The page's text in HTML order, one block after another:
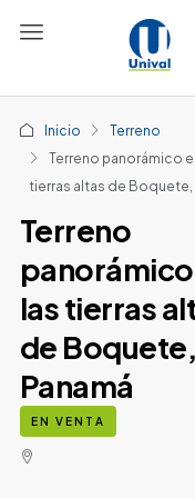
Inicio
Terreno
Terreno panorámico
tierras altas de Boquete,
Terreno
las tierras
de Boquete,
Panamá
EN VENTA